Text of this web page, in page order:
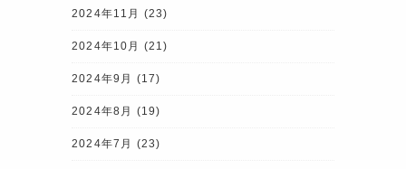
2024年11月 (23)
2024年10月 (21)
2024年9月 (17)
2024年8月 (19)
2024年7月 (23)